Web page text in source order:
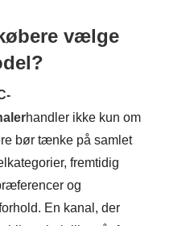
vælge
handler ikke kun om
bør tænke på samlet
fremtidig
og
En kanal, der